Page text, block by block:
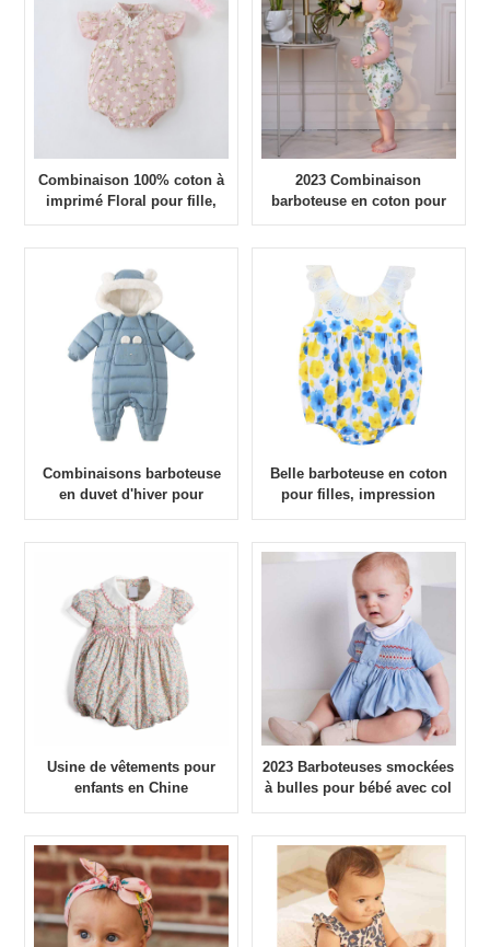
Combinaison 100% coton à
imprimé Floral pour fille,
barboteuse d'été pour bébé
2023 Combinaison
barboteuse en coton pour
filles avec logo
Combinaisons barboteuse
en duvet d'hiver pour
Belle barboteuse en coton
pour filles, impression
Usine de vêtements pour
enfants en Chine
Barboteuse de style
bébés filles
2023 Barboteuses smockées
à bulles pour bébé avec col
brodé de marque privée